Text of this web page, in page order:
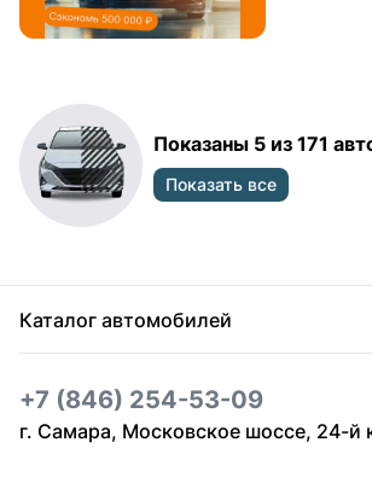
Показаны 5 из 171
Показать все
Каталог автомобилей
+7 (846) 254-53-09
г. Самара, Московское шоссе, 24-й